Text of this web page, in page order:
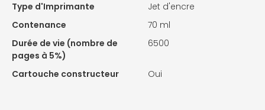
Type d'Imprimante
Jet d'encre
Contenance
70 ml
Durée de vie (nombre de
pages à 5%)
6500
Cartouche constructeur Oui